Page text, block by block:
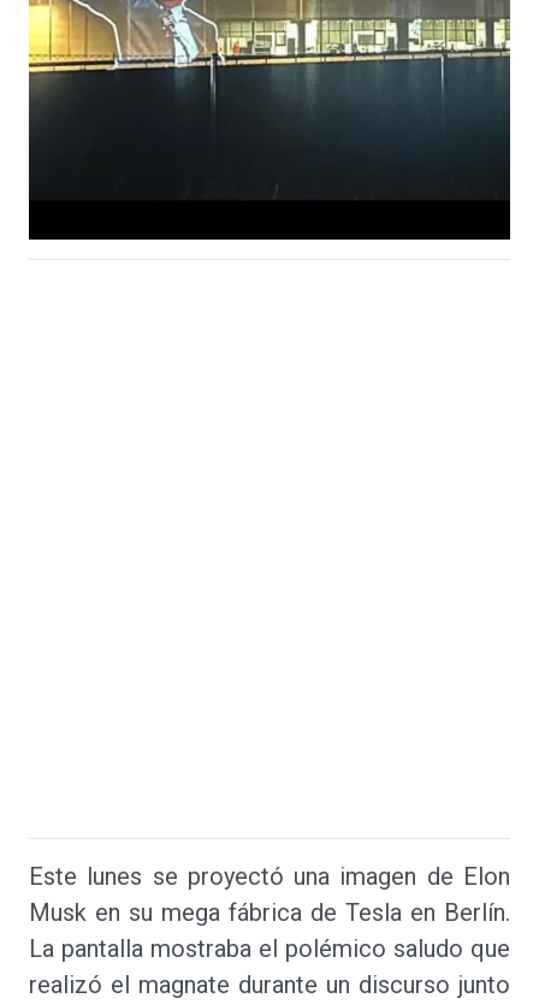
Este lunes se proyectó una imagen de Elon
Musk en su mega fábrica de Tesla en Berlín.
La pantalla mostraba el polémico saludo que
realizó el magnate durante un discurso junto